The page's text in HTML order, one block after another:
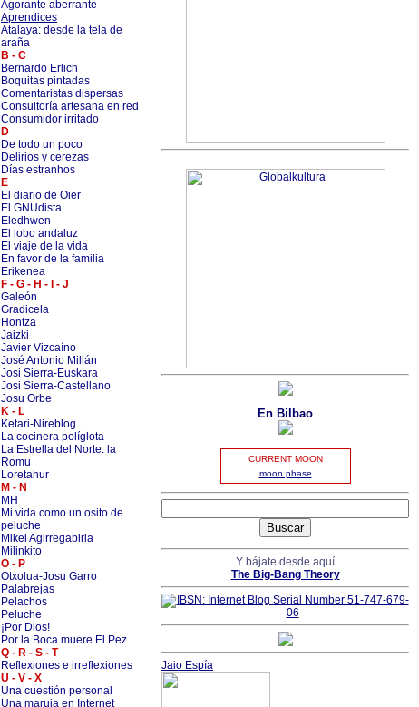
Agorante aberrante
Aprendices
Atalaya: desde la tela de
araña
B - C
Bernardo Erlich
Boquitas pintadas
Comentaristas dispersas
Consultoría artesana en red
Consumidor irritado
D
De todo un poco
Delirios y cerezas
Días estranhos
E
El diario de Oier
El GNUdista
Eledhwen
El lobo andaluz
El viaje de la vida
En favor de la familia
Erikenea
F - G - H - I - J
Galeón
Gradicela
Hontza
Jaizki
Javier Vizcaíno
José Antonio Millán
Josi Sierra-Euskara
Josi Sierra-Castellano
Josu Orbe
K - L
Ketari-Nireblog
La cocinera políglota
La Estrella del Norte: la
Romu
Loretahur
M - N
MH
Mi vida como un osito de
peluche
Mikel Agirregabiria
Milinkito
O - P
Otxolua-Josu Garro
Palabrejas
Pelachos
Peluche
¡Por Dios!
Por la Boca muere El Pez
Q - R - S - T
Reflexiones e irreflexiones
U - V - X
Una cuestión personal
Una maruja en Internet
En Bilbao
CURRENT MOON
moon phase
Y bájate desde aquí
The Big-Bang Theory
Jaio Espía